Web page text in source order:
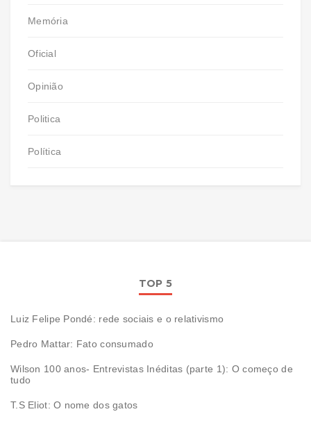
Memória
Oficial
Opinião
Politica
Política
TOP 5
Luiz Felipe Pondé: rede sociais e o relativismo
Pedro Mattar: Fato consumado
Wilson 100 anos- Entrevistas Inéditas (parte 1): O começo de
tudo
T.S Eliot: O nome dos gatos